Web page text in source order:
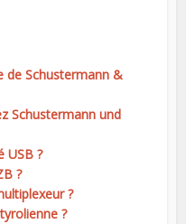
de Schustermann &
Schustermann und
USB ?
?
?
?